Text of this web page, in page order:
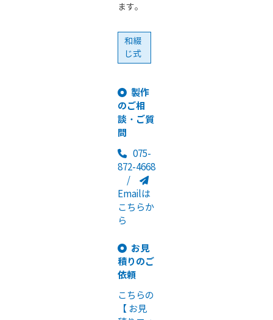
ます。
和綴
じ式
製作
のご相
談・ご質
問
075-
872-4668
/
Emailは
こちらか
ら
お見
積りのご
依頼
こちらの
【 お見